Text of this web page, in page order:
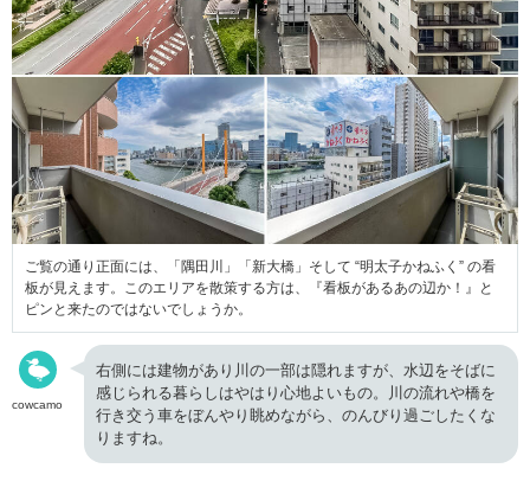
ご覧の通り正面には、「隅田川」「新大橋」そして “明太子かねふく” の看
板が見えます。このエリアを散策する方は、『看板があるあの辺か！』と
ピンと来たのではないでしょうか。
cowcamo
右側には建物があり川の一部は隠れますが、水辺をそばに
感じられる暮らしはやはり心地よいもの。川の流れや橋を
行き交う車をぼんやり眺めながら、のんびり過ごしたくな
りますね。